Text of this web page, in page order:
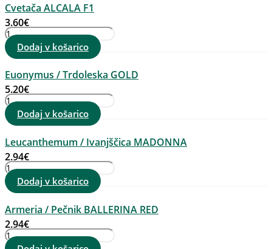
Blau
Glocke
količina
Cvetača ALCALA F1
3.60€
Cvetača
ALCALA
F1
Dodaj v košarico
Euonymus / Trdoleska GOLD
5.20€
Euonymus
/
Trdoleska
količina
Dodaj v košarico
Leucanthemum / Ivanjščica MADONNA
2.94€
Leucanthemum
/
Ivanjščica
količina
Dodaj v košarico
Armeria / Pečnik BALLERINA RED
2.94€
Armeria
/